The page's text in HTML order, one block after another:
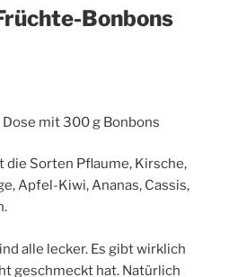
Bonbons
mit 300 g Bonbons
die Sorten Pflaume, Kirsche,
Apfel-Kiwi, Ananas, Cassis,
alle lecker. Es gibt wirklich
geschmeckt hat. Natürlich